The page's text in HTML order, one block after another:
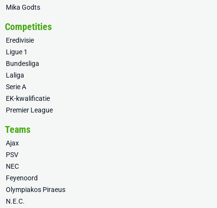
Mika Godts
Competities
Eredivisie
Ligue 1
Bundesliga
Laliga
Serie A
EK-kwalificatie
Premier League
Teams
Ajax
PSV
NEC
Feyenoord
Olympiakos Piraeus
N.E.C.